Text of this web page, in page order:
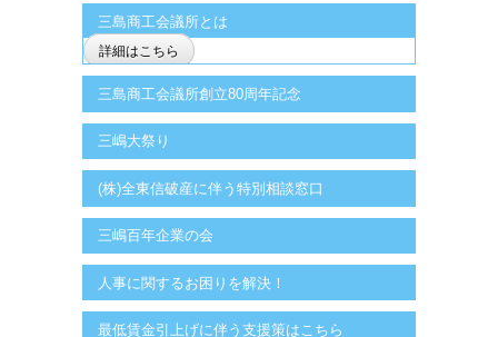
三島商工会議所とは
詳細はこちら
三島商工会議所創立80周年記念
三嶋大祭り
(株)全東信破産に伴う特別相談窓口
三嶋百年企業の会
人事に関するお困りを解決！
最低賃金引上げに伴う支援策はこちら